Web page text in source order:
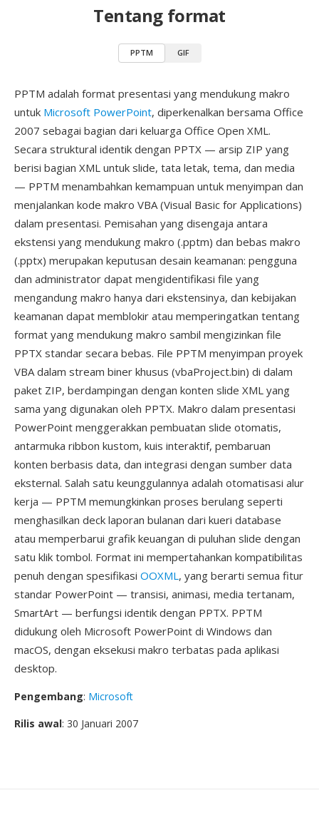
Tentang format
PPTM GIF
PPTM adalah format presentasi yang mendukung makro
untuk Microsoft PowerPoint, diperkenalkan bersama Office
2007 sebagai bagian dari keluarga Office Open XML.
Secara struktural identik dengan PPTX — arsip ZIP yang
berisi bagian XML untuk slide, tata letak, tema, dan media
— PPTM menambahkan kemampuan untuk menyimpan dan
menjalankan kode makro VBA (Visual Basic for Applications)
dalam presentasi. Pemisahan yang disengaja antara
ekstensi yang mendukung makro (.pptm) dan bebas makro
(.pptx) merupakan keputusan desain keamanan: pengguna
dan administrator dapat mengidentifikasi file yang
mengandung makro hanya dari ekstensinya, dan kebijakan
keamanan dapat memblokir atau memperingatkan tentang
format yang mendukung makro sambil mengizinkan file
PPTX standar secara bebas. File PPTM menyimpan proyek
VBA dalam stream biner khusus (vbaProject.bin) di dalam
paket ZIP, berdampingan dengan konten slide XML yang
sama yang digunakan oleh PPTX. Makro dalam presentasi
PowerPoint menggerakkan pembuatan slide otomatis,
antarmuka ribbon kustom, kuis interaktif, pembaruan
konten berbasis data, dan integrasi dengan sumber data
eksternal. Salah satu keunggulannya adalah otomatisasi alur
kerja — PPTM memungkinkan proses berulang seperti
menghasilkan deck laporan bulanan dari kueri database
atau memperbarui grafik keuangan di puluhan slide dengan
satu klik tombol. Format ini mempertahankan kompatibilitas
penuh dengan spesifikasi OOXML, yang berarti semua fitur
standar PowerPoint — transisi, animasi, media tertanam,
SmartArt — berfungsi identik dengan PPTX. PPTM
didukung oleh Microsoft PowerPoint di Windows dan
macOS, dengan eksekusi makro terbatas pada aplikasi
desktop.
Pengembang: Microsoft
Rilis awal: 30 Januari 2007